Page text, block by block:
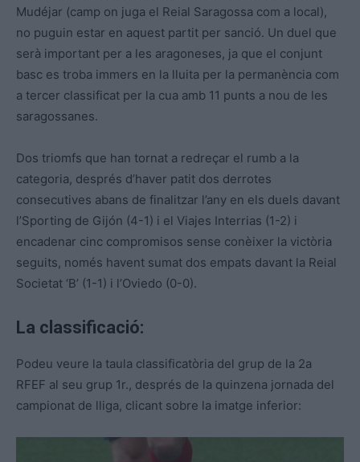
Mudéjar (camp on juga el Reial Saragossa com a local),
no puguin estar en aquest partit per sanció. Un duel que
serà important per a les aragoneses, ja que el conjunt
basc es troba immers en la lluita per la permanència com
a tercer classificat per la cua amb 11 punts a nou de les
saragossanes.
Dos triomfs que han tornat a redreçar el rumb a la
categoria, després d’haver patit dos derrotes
consecutives abans de finalitzar l’any en els duels davant
l’Sporting de Gijón (4-1) i el Viajes Interrias (1-2) i
encadenar cinc compromisos sense conèixer la victòria
seguits, només havent sumat dos empats davant la Reial
Societat ‘B’ (1-1) i l’Oviedo (0-0).
La classificació:
Podeu veure la taula classificatòria del grup de la 2a
RFEF al seu grup 1r., després de la quinzena jornada del
campionat de lliga, clicant sobre la imatge inferior: